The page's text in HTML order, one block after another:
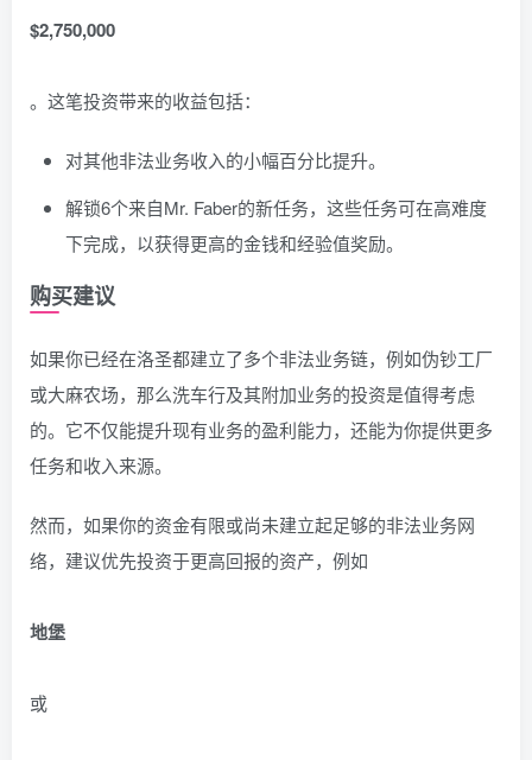
$2,750,000
。这笔投资带来的收益包括：
对其他非法业务收入的小幅百分比提升。
解锁6个来自Mr. Faber的新任务，这些任务可在高难度
下完成，以获得更高的金钱和经验值奖励。
购买建议
如果你已经在洛圣都建立了多个非法业务链，例如伪钞工厂
或大麻农场，那么洗车行及其附加业务的投资是值得考虑
的。它不仅能提升现有业务的盈利能力，还能为你提供更多
任务和收入来源。
然而，如果你的资金有限或尚未建立起足够的非法业务网
络，建议优先投资于更高回报的资产，例如
地堡
或